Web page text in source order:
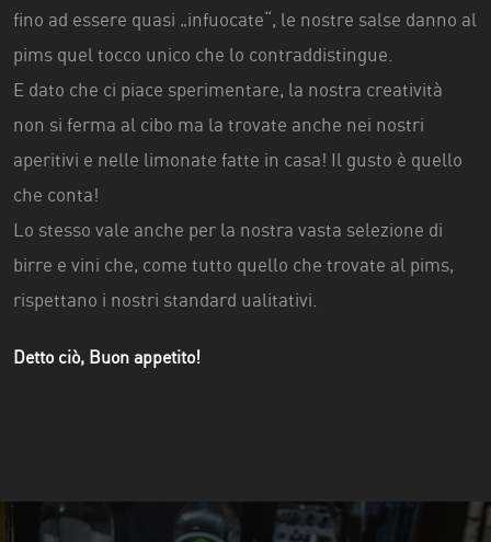
fino ad essere quasi „infuocate“, le nostre salse danno al
pims quel tocco unico che lo contraddistingue.
E dato che ci piace sperimentare, la nostra creatività
non si ferma al cibo ma la trovate anche nei nostri
aperitivi e nelle limonate fatte in casa! Il gusto è quello
che conta!
Lo stesso vale anche per la nostra vasta selezione di
birre e vini che, come tutto quello che trovate al pims,
rispettano i nostri standard ualitativi.
Detto ciò, Buon appetito!